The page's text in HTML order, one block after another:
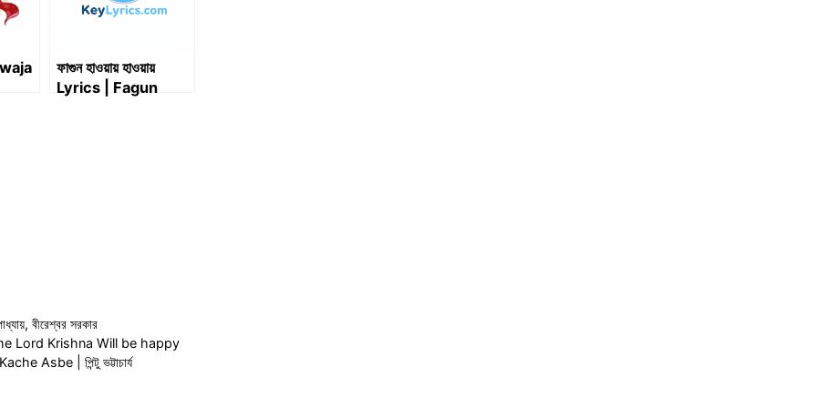
ফাগুন হাওয়ায় হাওয়ায়
Lyrics | Fagun
,বীরেশ্বর সরকার
Lord Krishna Will be happy
Asbe | পিন্টু ভট্টাচার্য